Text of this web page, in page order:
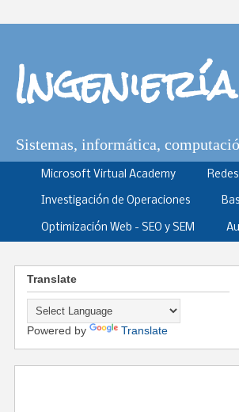
Sistemas, informática,
Microsoft Virtual Academy
Investigación de Operaciones
Optimización Web - SEO y SEM
Translate
Powered by Translate